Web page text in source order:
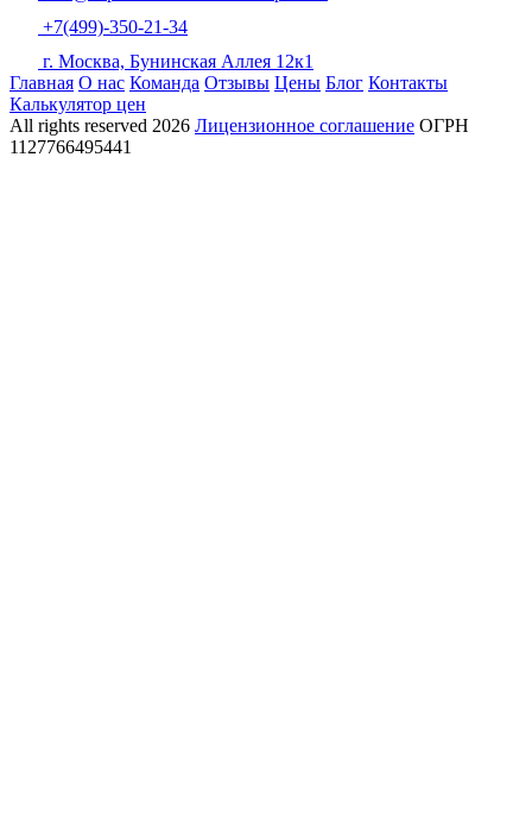
+7(499)-350-21-34
г. Москва, Бунинская Аллея 12к1
Главная О нас Команда Отзывы Цены Блог Контакты
Калькулятор цен
All rights reserved 2026 Лицензионное соглашение ОГРН
1127766495441